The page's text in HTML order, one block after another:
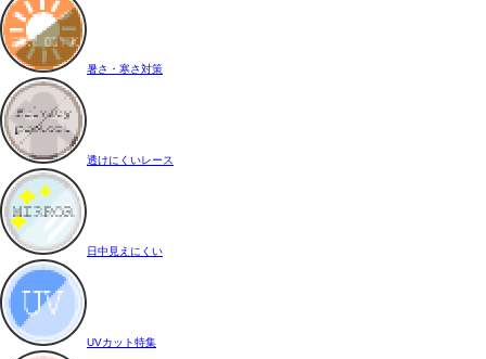
暑さ・寒さ対策
透けにくいレース
日中見えにくい
UVカット特集